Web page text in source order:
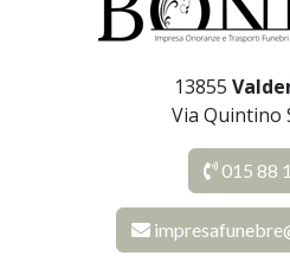
13855
Via Quintino
015 88